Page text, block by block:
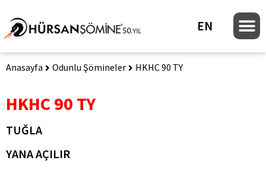
EN
Anasayfa Odunlu Şömineler HKHC 90 TY
HKHC 90 TY
TUĞLA
YANA AÇILIR